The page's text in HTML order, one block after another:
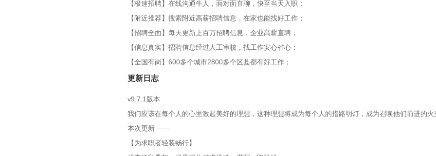
【极速招聘】在线沟通牛人，面对面直聊，快至当天入职；
【附近推荐】搜索附近高薪招聘信息，在家也能找好工作；
【招聘全面】每天更新上百万招聘信息，企业高薪直聘；
【信息真实】招聘信息经过人工审核，找工作安心省心；
【全国有岗】600多个城市2800多个区县都有好工作；
更新日志
v9.7.1版本
我们应该在每个人的心里激起美好的理想，这种理想将成为每个人的指路明灯，成为召唤他们前进的火
本次更新 ——
【为求职者轻装畅行】